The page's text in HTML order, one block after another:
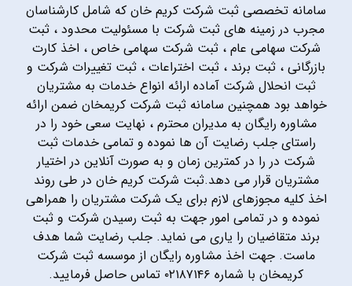
سامانه تخصصی ثبت شرکت کریم خان که شامل کارشناسان
مجرب در زمینه های ثبت شرکت با مسئولیت محدود ، ثبت
شرکت سهامی عام ، ثبت شرکت سهامی خاص ، اخذ کارت
بازرگانی ، ثبت برند ، ثبت اختراعات ، ثبت تغییرات شرکت و
ثبت انحلال شرکت آماده ارائه انواع خدمات به مشتریان
خواهد بود همچنین سامانه ثبت شرکت کریمخان ضمن ارائه
مشاوره رایگان به مدیران محترم ، نهایت سعی خود را در
راستای جلب رضایت آن ها نموده و تمامی خدمات ثبت
شرکت در را در کمترین زمان و به صورت آنلاین در اختیار
مشتریان قرار می دهد.ثبت شرکت کریم خان در طی روند
اخذ کلیه مجوزهای لازم برای یک شرکت مشتریان را همراهی
نموده و در تمامی امور جهت به ثبت رسیدن شرکت و ثبت
برند متقاضیان را یاری می نماید. جلب رضایت شما هدف
ماست. جهت اخذ مشاوره رایگان از موسسه ثبت شرکت
کریمخان با شماره ۰۲۱۸۷۱۴۶ تماس حاصل فرمایید.